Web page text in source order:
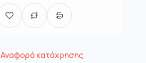
Αναφορά κατάχρησης